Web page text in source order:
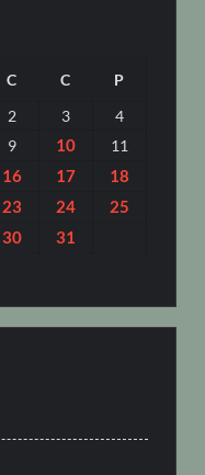
C C
P
2 3
4
9 10 11
16 17
18
23 24
25
30 31